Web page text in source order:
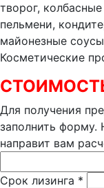
творог,
пельмени,
майонезные
Косметические
Для получения
заполнить
направит вам
Срок лизинга *